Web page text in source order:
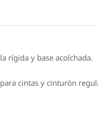
rígida y base acolchada.
cintas y cinturón